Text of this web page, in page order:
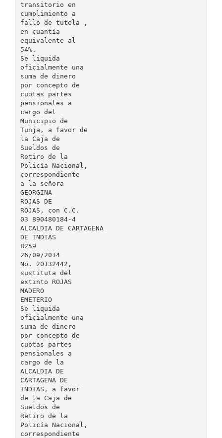
transitorio en
cumplimiento a
fallo de tutela ,
en cuantía
equivalente al
54%.
Se liquida
oficialmente una
suma de dinero
por concepto de
cuotas partes
pensionales a
cargo del
Municipio de
Tunja, a favor de
la Caja de
Sueldos de
Retiro de la
Policía Nacional,
correspondiente
a la señora
GEORGINA
ROJAS DE
ROJAS, con C.C.
03 890480184-4
ALCALDIA DE CARTAGENA
DE INDIAS
8259
26/09/2014
No. 20132442,
sustituta del
extinto ROJAS
MADERO
EMETERIO
Se liquida
oficialmente una
suma de dinero
por concepto de
cuotas partes
pensionales a
cargo de la
ALCALDIA DE
CARTAGENA DE
INDIAS, a favor
de la Caja de
Sueldos de
Retiro de la
Policía Nacional,
correspondiente